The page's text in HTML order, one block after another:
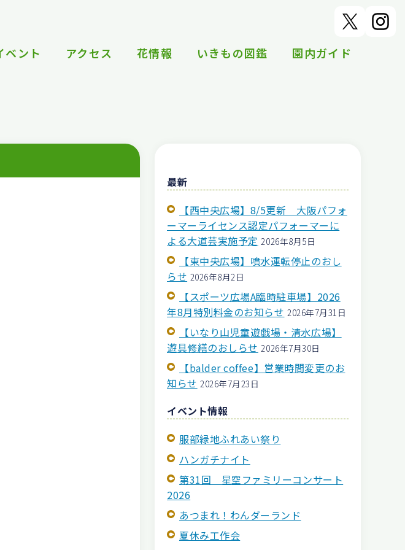
ベント アクセス 花情報 いきもの図鑑 園内ガイド
最新
【西中央広場】8/5更新 大阪パフォ
ーマーライセンス認定パフォーマーに
よる大道芸実施予定 2026年8月5日
【東中央広場】噴水運転停止のおし
らせ 2026年8月2日
【スポーツ広場A臨時駐車場】2026
年8月特別料金のお知らせ 2026年7月31日
【いなり山児童遊戯場・清水広場】
遊具修繕のおしらせ 2026年7月30日
【balder coffee】営業時間変更のお
知らせ 2026年7月23日
イベント情報
服部緑地ふれあい祭り
ハンガチナイト
第31回 星空ファミリーコンサート
2026
あつまれ！わんダーランド
夏休み工作会